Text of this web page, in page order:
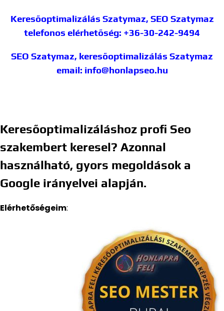
Keresőoptimalizálás Szatymaz, SEO Szatymaz
telefonos elérhetőség: +36-30-242-9494
SEO Szatymaz, keresőoptimalizálás Szatymaz
email: info@honlapseo.hu
Keresőoptimalizáláshoz profi Seo
szakembert keresel? Azonnal
használható, gyors megoldások a
Google irányelvei alapján.
Elérhetőségeim: